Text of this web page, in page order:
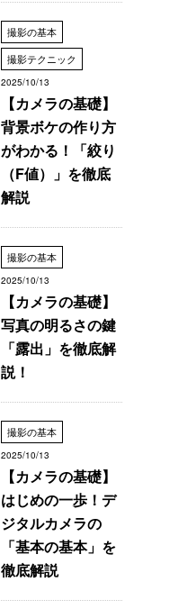
撮影の基本
撮影テクニック
2025/10/13
【カメラの基礎】
背景ボケの作り方
がわかる！「絞り
（F値）」を徹底
解説
撮影の基本
2025/10/13
【カメラの基礎】
写真の明るさの鍵
「露出」を徹底解
説！
撮影の基本
2025/10/13
【カメラの基礎】
はじめの一歩！デ
ジタルカメラの
「基本の基本」を
徹底解説